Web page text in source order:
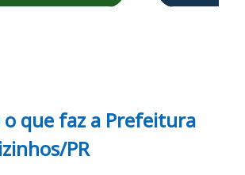
o que faz a Prefeitura
PR